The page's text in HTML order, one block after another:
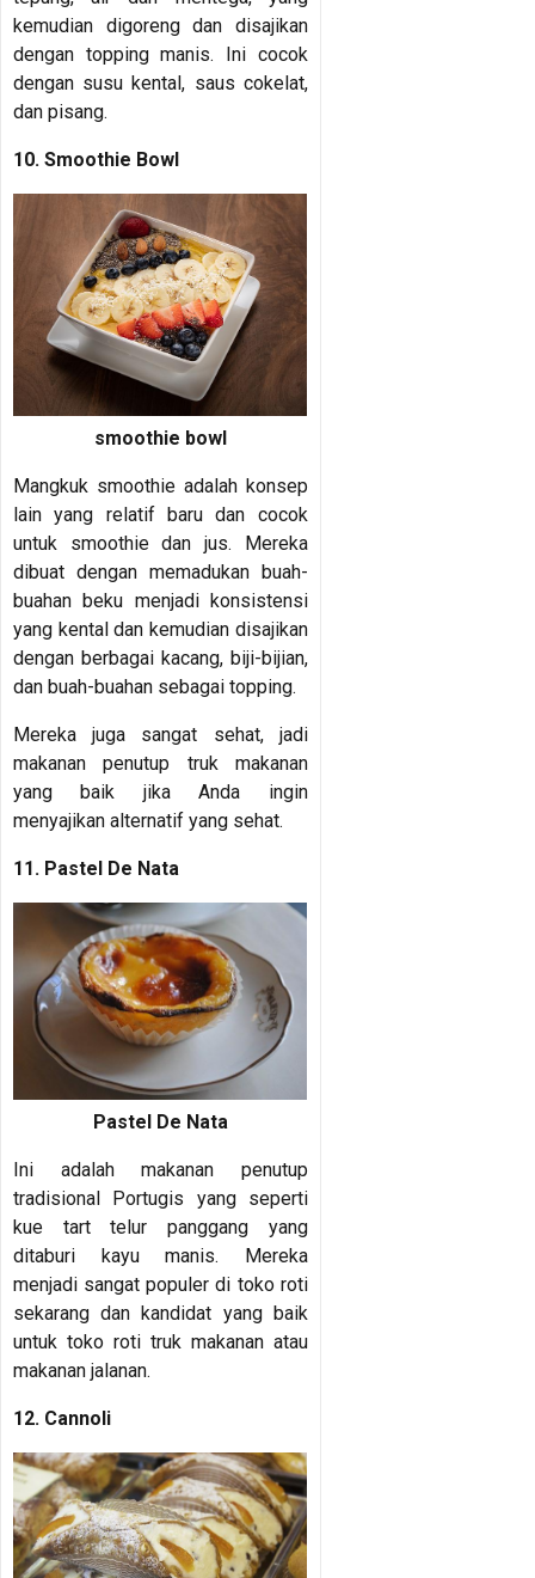
kemudian digoreng dan disajikan
dengan topping manis. Ini cocok
dengan susu kental, saus cokelat,
dan pisang.
10. Smoothie Bowl
smoothie bowl
Mangkuk smoothie adalah konsep
lain yang relatif baru dan cocok
untuk smoothie dan jus. Mereka
dibuat dengan memadukan buah-
buahan beku menjadi konsistensi
yang kental dan kemudian disajikan
dengan berbagai kacang, biji-bijian,
dan buah-buahan sebagai topping.
Mereka juga sangat sehat, jadi
makanan penutup truk makanan
yang baik jika Anda ingin
menyajikan alternatif yang sehat.
11. Pastel De Nata
Pastel De Nata
Ini adalah makanan penutup
tradisional Portugis yang seperti
kue tart telur panggang yang
ditaburi kayu manis. Mereka
menjadi sangat populer di toko roti
sekarang dan kandidat yang baik
untuk toko roti truk makanan atau
makanan jalanan.
12. Cannoli